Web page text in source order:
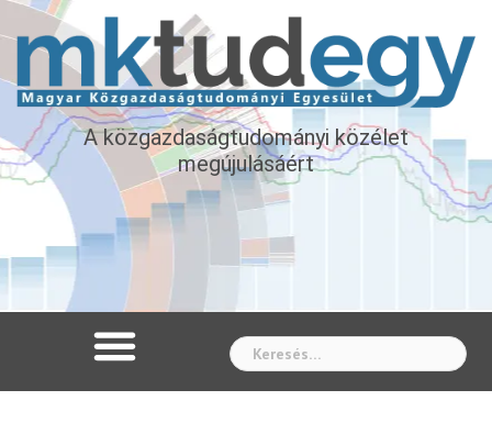
A közgazdaságtudományi közélet
megújulásáért